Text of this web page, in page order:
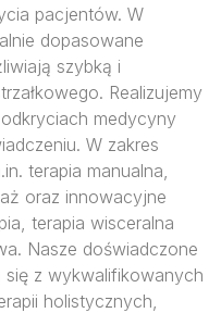
pacjentów. W
dopasowane
szybką i
Realizujemy
medycyny
W zakres
terapia manualna,
oraz innowacyjne
terapia wisceralna
Nasze doświadczone
się z wykwalifikowanych
holistycznych,